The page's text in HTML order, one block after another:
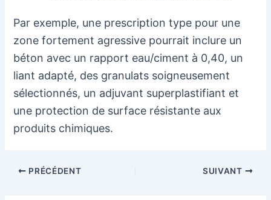
Par exemple, une prescription type pour une
zone fortement agressive pourrait inclure un
béton avec un rapport eau/ciment à 0,40, un
liant adapté, des granulats soigneusement
sélectionnés, un adjuvant superplastifiant et
une protection de surface résistante aux
produits chimiques.
NavigationPRÉCÉDENT SUIVANT